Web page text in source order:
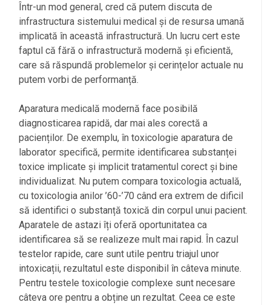
Într-un mod general, cred că putem discuta de
infrastructura sistemului medical și de resursa umană
implicată în această infrastructură. Un lucru cert este
faptul că fără o infrastructură modernă și eficientă,
care să răspundă problemelor și cerințelor actuale nu
putem vorbi de performanță.
Aparatura medicală modernă face posibilă
diagnosticarea rapidă, dar mai ales corectă a
pacienților. De exemplu, în toxicologie aparatura de
laborator specifică, permite identificarea substanței
toxice implicate și implicit tratamentul corect și bine
individualizat. Nu putem compara toxicologia actuală,
cu toxicologia anilor ’60-’70 când era extrem de dificil
să identifici o substanță toxică din corpul unui pacient.
Aparatele de astazi îți oferă oportunitatea ca
identificarea să se realizeze mult mai rapid. În cazul
testelor rapide, care sunt utile pentru triajul unor
intoxicații, rezultatul este disponibil în câteva minute.
Pentru testele toxicologie complexe sunt necesare
câteva ore pentru a obține un rezultat. Ceea ce este